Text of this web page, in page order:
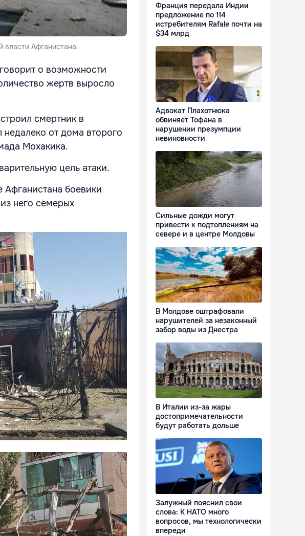
власти Афганистана.
о возможности
жертв выросло
смертник в
от дома второго
Мохакика.
цель атаки.
боевики
него семерых
Франция передала Индии
предложение по 114
истребителям Rafale почти на
$34 млрд
Адвокат Плахотнюка
обвиняет Тофана в
нарушении презумпции
невиновности
Сильные дожди могут
привести к подтоплениям на
севере и в центре Молдовы
В Молдове оштрафовали
нарушителей за незаконный
забор воды из Днестра
В Италии из-за жары
достопримечательности
будут работать дольше
Залужный пояснил свои
слова: К НАТО много
вопросов, мы технологически
впереди